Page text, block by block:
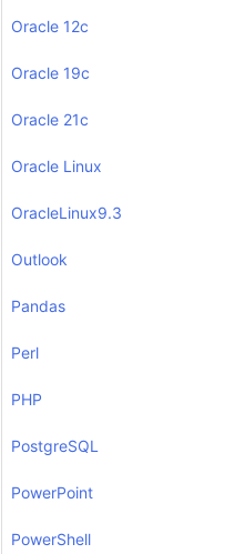
Oracle 12c
Oracle 19c
Oracle 21c
Oracle Linux
OracleLinux9.3
Outlook
Pandas
Perl
PHP
PostgreSQL
PowerPoint
PowerShell